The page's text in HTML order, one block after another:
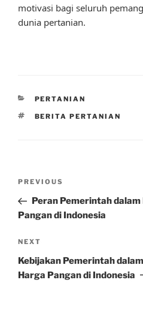
motivasi bagi seluruh
dunia pertanian.
CATEGORIES
PERTANIAN
TAGS
BERITA PERTANIAN
Previous
Post
PREVIOUS
Peran Pemerintah
Pangan di Indonesia
Next
Post
NEXT
Kebijakan Pemerintah
Harga Pangan di Indonesia